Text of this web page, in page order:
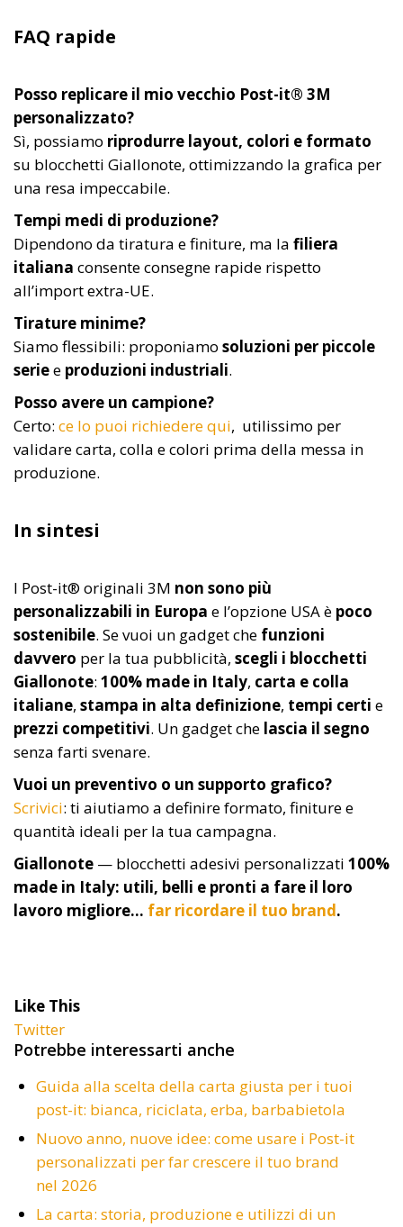
FAQ rapide
Posso replicare il mio vecchio Post-it® 3M
personalizzato?
Sì, possiamo riprodurre layout, colori e formato
su blocchetti Giallonote, ottimizzando la grafica per
una resa impeccabile.
Tempi medi di produzione?
Dipendono da tiratura e finiture, ma la filiera
italiana consente consegne rapide rispetto
all’import extra-UE.
Tirature minime?
Siamo flessibili: proponiamo soluzioni per piccole
seriee produzioni industriali.
Posso avere un campione?
Certo: ce lo puoi richiedere qui, utilissimo per
validare carta, colla e colori prima della messa in
produzione.
In sintesi
I Post-it® originali 3M non sono più
personalizzabili in Europa e l’opzione USA è poco
sostenibile. Se vuoi un gadget che funzioni
davvero per la tua pubblicità, scegli i blocchetti
Giallonote: 100% made in Italy, carta e colla
italiane, stampa in alta definizione, tempi certi e
prezzi competitivi. Un gadget che lascia il segno
senza farti svenare.
Vuoi un preventivo o un supporto grafico?
Scrivici: ti aiutiamo a definire formato, finiture e
quantità ideali per la tua campagna.
Giallonote — blocchetti adesivi personalizzati 100%
made in Italy: utili, belli e pronti a fare il loro
lavoro migliore… far ricordare il tuo brand.
Like This
Twitter
Potrebbe interessarti anche
Guida alla scelta della carta giusta per i tuoi
post-it: bianca, riciclata, erba, barbabietola
Nuovo anno, nuove idee: come usare i Post-it
personalizzati per far crescere il tuo brand
nel 2026
La carta: storia, produzione e utilizzi di un